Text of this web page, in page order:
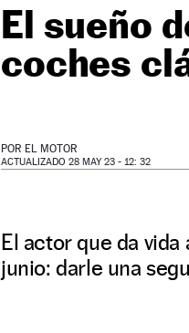
El sueño
coches
POR EL MOTOR
ACTUALIZADO 28 MAY 23 - 12: 32
El actor que da vida
junio: darle una